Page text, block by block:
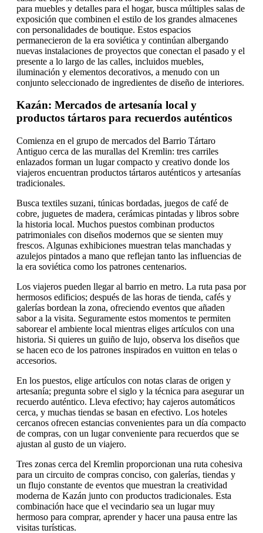
para muebles y detalles para el hogar, busca múltiples salas de
exposición que combinen el estilo de los grandes almacenes
con personalidades de boutique. Estos espacios
permanecieron de la era soviética y continúan albergando
nuevas instalaciones de proyectos que conectan el pasado y el
presente a lo largo de las calles, incluidos muebles,
iluminación y elementos decorativos, a menudo con un
conjunto seleccionado de ingredientes de diseño de interiores.
Kazán: Mercados de artesanía local y
productos tártaros para recuerdos auténticos
Comienza en el grupo de mercados del Barrio Tártaro
Antiguo cerca de las murallas del Kremlin: tres carriles
enlazados forman un lugar compacto y creativo donde los
viajeros encuentran productos tártaros auténticos y artesanías
tradicionales.
Busca textiles suzani, túnicas bordadas, juegos de café de
cobre, juguetes de madera, cerámicas pintadas y libros sobre
la historia local. Muchos puestos combinan productos
patrimoniales con diseños modernos que se sienten muy
frescos. Algunas exhibiciones muestran telas manchadas y
azulejos pintados a mano que reflejan tanto las influencias de
la era soviética como los patrones centenarios.
Los viajeros pueden llegar al barrio en metro. La ruta pasa por
hermosos edificios; después de las horas de tienda, cafés y
galerías bordean la zona, ofreciendo eventos que añaden
sabor a la visita. Seguramente estos momentos te permiten
saborear el ambiente local mientras eliges artículos con una
historia. Si quieres un guiño de lujo, observa los diseños que
se hacen eco de los patrones inspirados en vuitton en telas o
accesorios.
En los puestos, elige artículos con notas claras de origen y
artesanía; pregunta sobre el siglo y la técnica para asegurar un
recuerdo auténtico. Lleva efectivo; hay cajeros automáticos
cerca, y muchas tiendas se basan en efectivo. Los hoteles
cercanos ofrecen estancias convenientes para un día compacto
de compras, con un lugar conveniente para recuerdos que se
ajustan al gusto de un viajero.
Tres zonas cerca del Kremlin proporcionan una ruta cohesiva
para un circuito de compras conciso, con galerías, tiendas y
un flujo constante de eventos que muestran la creatividad
moderna de Kazán junto con productos tradicionales. Esta
combinación hace que el vecindario sea un lugar muy
hermoso para comprar, aprender y hacer una pausa entre las
visitas turísticas.